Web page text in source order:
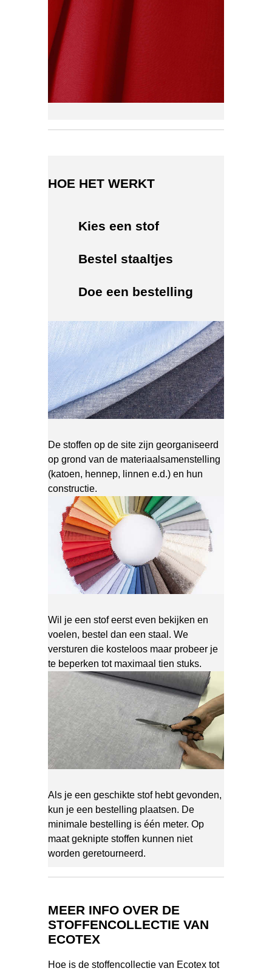
HOE HET WERKT
Kies een stof
Bestel staaltjes
Doe een bestelling
De stoffen op de site zijn georganiseerd
op grond van de materiaalsamenstelling
(katoen, hennep, linnen e.d.) en hun
constructie.
Wil je een stof eerst even bekijken en
voelen, bestel dan een staal. We
versturen die kosteloos maar probeer je
te beperken tot maximaal tien stuks.
Als je een geschikte stof hebt gevonden,
kun je een bestelling plaatsen. De
minimale bestelling is één meter. Op
maat geknipte stoffen kunnen niet
worden geretourneerd.
MEER INFO OVER DE
STOFFENCOLLECTIE VAN
ECOTEX
Hoe is de stoffencollectie van Ecotex tot